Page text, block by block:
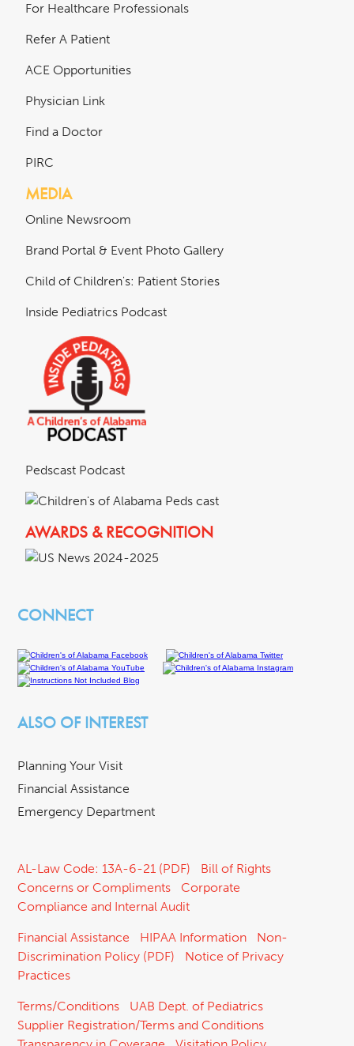
For Healthcare Professionals
Refer A Patient
ACE Opportunities
Physician Link
Find a Doctor
PIRC
MEDIA
Online Newsroom
Brand Portal & Event Photo Gallery
Child of Children's: Patient Stories
Inside Pediatrics Podcast
Pedscast Podcast
AWARDS & RECOGNITION
CONNECT
ALSO OF INTEREST
Planning Your Visit
Financial Assistance
Emergency Department
AL-Law Code: 13A-6-21 (PDF)
Bill of Rights
Concerns or Compliments
Corporate
Compliance and Internal Audit
Financial Assistance HIPAA Information
Non-
Discrimination Policy (PDF)
Notice of Privacy
Practices
Terms/Conditions
UAB Dept. of Pediatrics
Supplier Registration/Terms and Conditions